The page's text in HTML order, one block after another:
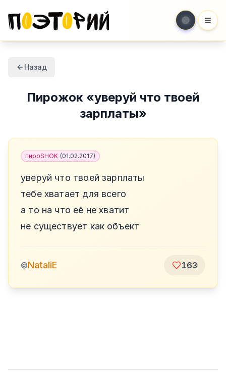
Назад
Пирожок «уверуй что твоей
зарплаты»
пироSHOK (01.02.2017)
уверуй что твоей зарплаты
тебе хватает для всего
а то на что её не хватит
не существует как объект
©NataliE 163